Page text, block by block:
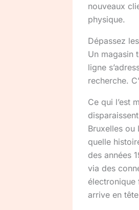
nouveaux
physique.
Dépassez
Un magasin
ligne
recherche.
Ce qui l’est
Bruxelles ou
quelle
des années
via des
électronique
arrive en